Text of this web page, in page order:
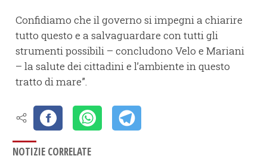
Confidiamo che il governo si impegni a chiarire
tutto questo e a salvaguardare con tutti gli
strumenti possibili – concludono Velo e Mariani
– la salute dei cittadini e l’ambiente in questo
tratto di mare”.
NOTIZIE CORRELATE